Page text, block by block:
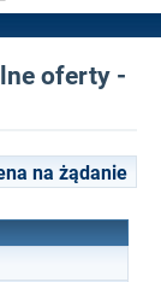
oferty -
na żądanie